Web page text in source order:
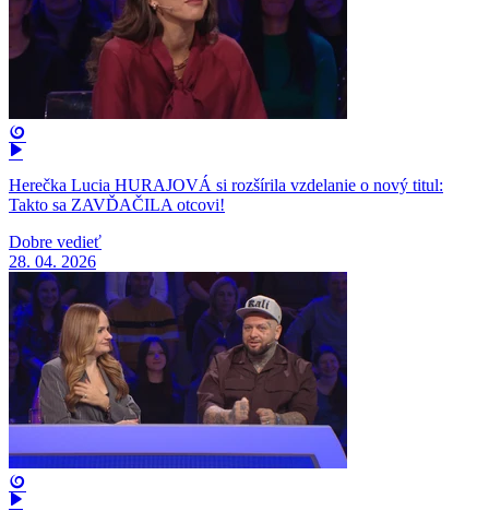
Herečka Lucia HURAJOVÁ si rozšírila vzdelanie o nový titul:
Takto sa ZAVĎAČILA otcovi!
Dobre vedieť
28. 04. 2026